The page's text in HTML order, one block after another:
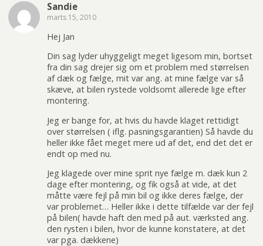
Sandie
marts 15, 2010
Hej Jan
Din sag lyder uhyggeligt meget ligesom min, bortset
fra din sag drejer sig om et problem med størrelsen
af dæk og fælge, mit var ang. at mine fælge var så
skæve, at bilen rystede voldsomt allerede lige efter
montering.
Jeg er bange for, at hvis du havde klaget rettidigt
over størrelsen ( iflg. pasningsgarantien) Så havde du
heller ikke fået meget mere ud af det, end det det er
endt op med nu.
Jeg klagede over mine sprit nye fælge m. dæk kun 2
dage efter montering, og fik også at vide, at det
måtte være fejl på min bil og ikke deres fælge, der
var problemet… Heller ikke i dette tilfælde var der fejl
på bilen( havde haft den med på aut. værksted ang.
den rysten i bilen, hvor de kunne konstatere, at det
var pga. dækkene)